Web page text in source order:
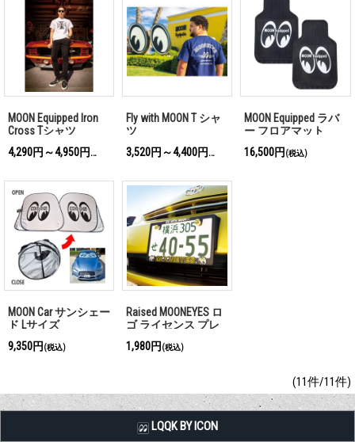
MOON Equipped Iron
Cross Tシャツ
4,290円～4,950円
(税込)
Fly with MOON T シャ
ツ
3,520円～4,400円
(税込)
MOON Equipped ラバ
ー フロアマット
16,500円 (税込)
MOON Car サンシェー
ド Lサイズ
9,350円 (税込)
Raised MOONEYES ロ
ゴ ライセンス プレ
ート フレーム for
JPN サイズ
1,980円 (税込)
(11件/11件)
LQQK BY ICON